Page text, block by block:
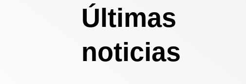
Últimas
noticias